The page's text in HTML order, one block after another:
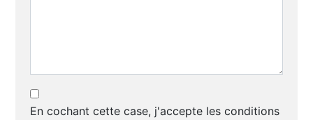
En cochant cette case, j'accepte les conditions